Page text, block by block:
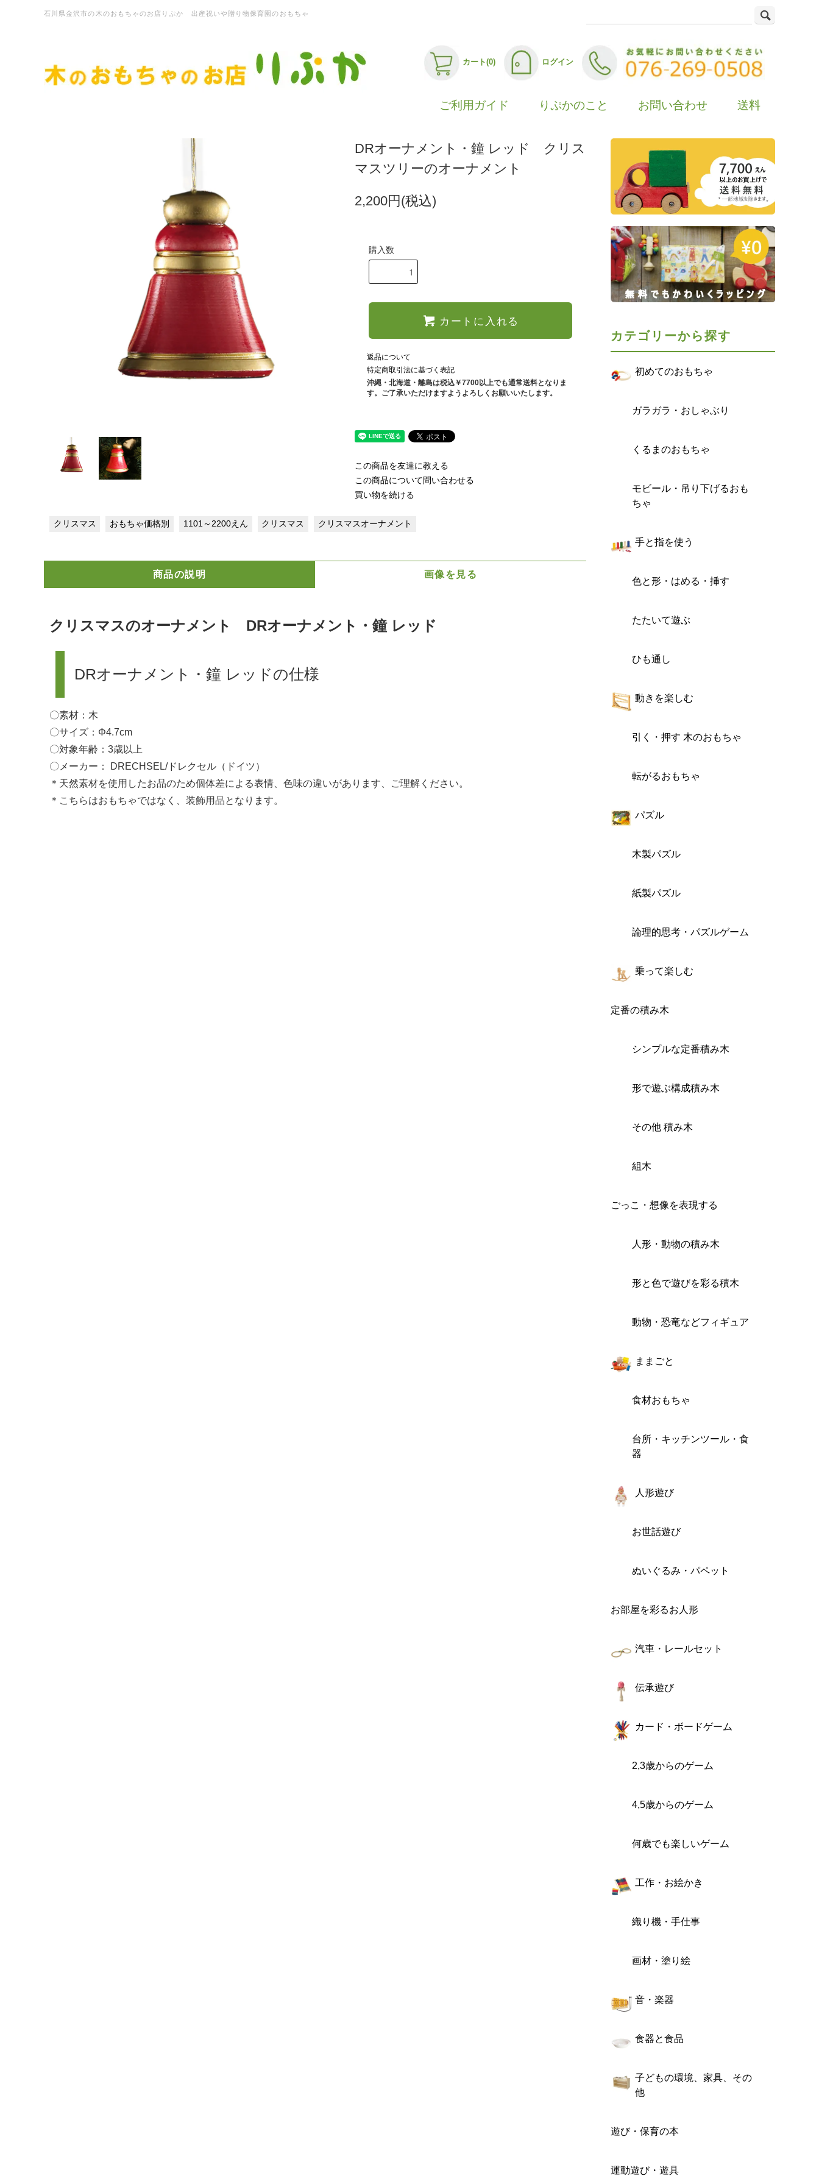
石川県金沢市の木のおもちゃのお店りぷか 出産祝いや贈り物保育園のおもちゃ
カート(0) ログイン
ご利用ガイド りぷかのこと お問い合わせ 送料
DRオーナメント・鐘 レッド クリス
マスツリーのオーナメント
2,200円(税込)
購入数
カートに入れる
返品について
特定商取引法に基づく表記
沖縄・北海道・離島は税込￥7700以上でも通常送料となりま
す。ご了承いただけますようよろしくお願いいたします。
この商品を友達に教える
この商品について問い合わせる
買い物を続ける
クリスマス おもちゃ価格別 1101～2200えん クリスマス クリスマスオーナメント
商品の説明 画像を見る
クリスマスのオーナメント DRオーナメント・鐘 レッド
DRオーナメント・鐘 レッドの仕様
〇素材：木
〇サイズ：Φ4.7cm
〇対象年齢：3歳以上
〇メーカー： DRECHSEL/ドレクセル（ドイツ）
＊天然素材を使用したお品のため個体差による表情、色味の違いがあります、ご理解ください。
＊こちらはおもちゃではなく、装飾用品となります。
カテゴリーから探す
初めてのおもちゃ
ガラガラ・おしゃぶり
くるまのおもちゃ
モビール・吊り下げるおも
ちゃ
手と指を使う
色と形・はめる・挿す
たたいて遊ぶ
ひも通し
動きを楽しむ
引く・押す 木のおもちゃ
転がるおもちゃ
パズル
木製パズル
紙製パズル
論理的思考・パズルゲーム
乗って楽しむ
定番の積み木
シンプルな定番積み木
形で遊ぶ構成積み木
その他 積み木
組木
ごっこ・想像を表現する
人形・動物の積み木
形と色で遊びを彩る積木
動物・恐竜などフィギュア
ままごと
食材おもちゃ
台所・キッチンツール・食
器
人形遊び
お世話遊び
ぬいぐるみ・パペット
お部屋を彩るお人形
汽車・レールセット
伝承遊び
カード・ボードゲーム
2,3歳からのゲーム
4,5歳からのゲーム
何歳でも楽しいゲーム
工作・お絵かき
織り機・手仕事
画材・塗り絵
音・楽器
食器と食品
子どもの環境、家具、その
他
遊び・保育の本
運動遊び・遊具